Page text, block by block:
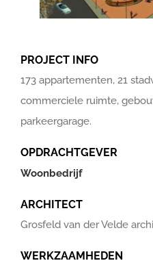
PROJECT INFO
173 appartementen, 21
commerciele ruimte,
parkeergarage.
OPDRACHTGEVER
Woonbedrijf
ARCHITECT
Grosfeld van der Velde
WERKZAAMHEDEN